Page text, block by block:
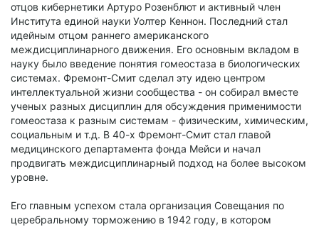
отцов кибернетики Артуро Розенблют и активный член
Института единой науки Уолтер Кеннон. Последний стал
идейным отцом раннего американского
междисциплинарного движения. Его основным вкладом в
науку было введение понятия гомеостаза в биологических
системах. Фремонт-Смит сделал эту идею центром
интеллектуальной жизни сообщества - он собирал вместе
ученых разных дисциплин для обсуждения применимости
гомеостаза к разным системам - физическим, химическим,
социальным и т.д. В 40-х Фремонт-Смит стал главой
медицинского департамента фонда Мейси и начал
продвигать междисциплинарный подход на более высоком
уровне.
Его главным успехом стала организация Совещания по
церебральному торможению в 1942 году, в котором